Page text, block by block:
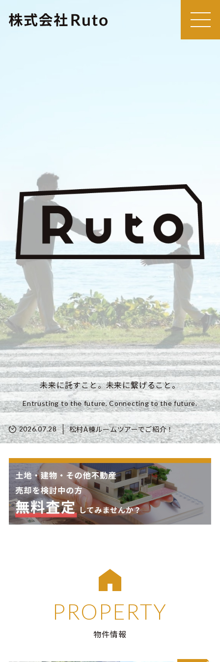
MEN
U
未来に託すこと。未来に繋げること。
Entrusting to the future. Connecting to the future.
2026.07.28 松村A棟ルームツアーでご紹介！
PROPERTY
物件情報